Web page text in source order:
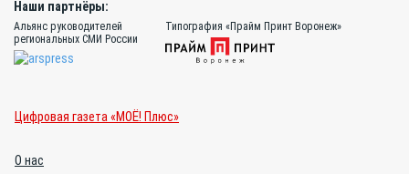
Наши партнёры:
Альянс руководителей
региональных СМИ России
Типография «Прайм Принт Воронеж»
Цифровая газета «МОЁ! Плюс»
О нас